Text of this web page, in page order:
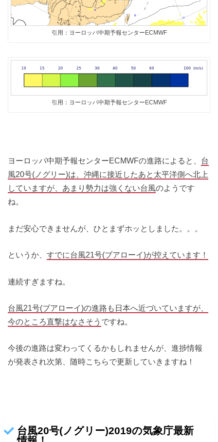
引用：ヨーロッパ中期予報センターECMWF
引用：ヨーロッパ中期予報センターECMWF
ヨーロッパ中期予報センターECMWFの進路によると、 台
風20号(ノグリー)は、沖縄に接近したあと太平洋側へ北上
していますが、あまり勢力は強くない台風のようです
ね。
まだ安心できませんが、ひとまずホッとしました。。。
というか、すでに台風21号(ブアローイ)が控えています！
連続すぎますね。
台風21号(ブアローイ)の進路も日本へ近づいていますが、
今のところ直撃はなさそう ですね。
今後の進路は変わってくるかもしれませんが、進捗情報
が発表され次第、随時こちらで更新していきますね！
台風20号(ノグリー)2019の気象庁最新